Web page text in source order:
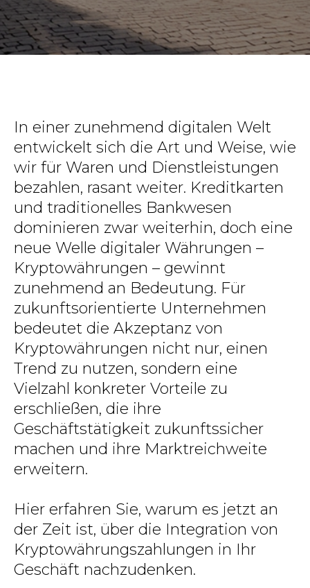
In einer zunehmend digitalen Welt
entwickelt sich die Art und Weise, wie
wir für Waren und Dienstleistungen
bezahlen, rasant weiter. Kreditkarten
und traditionelles Bankwesen
dominieren zwar weiterhin, doch eine
neue Welle digitaler Währungen –
Kryptowährungen – gewinnt
zunehmend an Bedeutung. Für
zukunftsorientierte Unternehmen
bedeutet die Akzeptanz von
Kryptowährungen nicht nur, einen
Trend zu nutzen, sondern eine
Vielzahl konkreter Vorteile zu
erschließen, die ihre
Geschäftstätigkeit zukunftssicher
machen und ihre Marktreichweite
erweitern.
Hier erfahren Sie, warum es jetzt an
der Zeit ist, über die Integration von
Kryptowährungszahlungen in Ihr
Geschäft nachzudenken.